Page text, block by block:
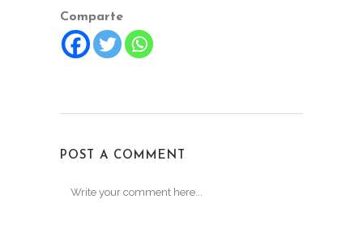
Comparte
POST A COMMENT